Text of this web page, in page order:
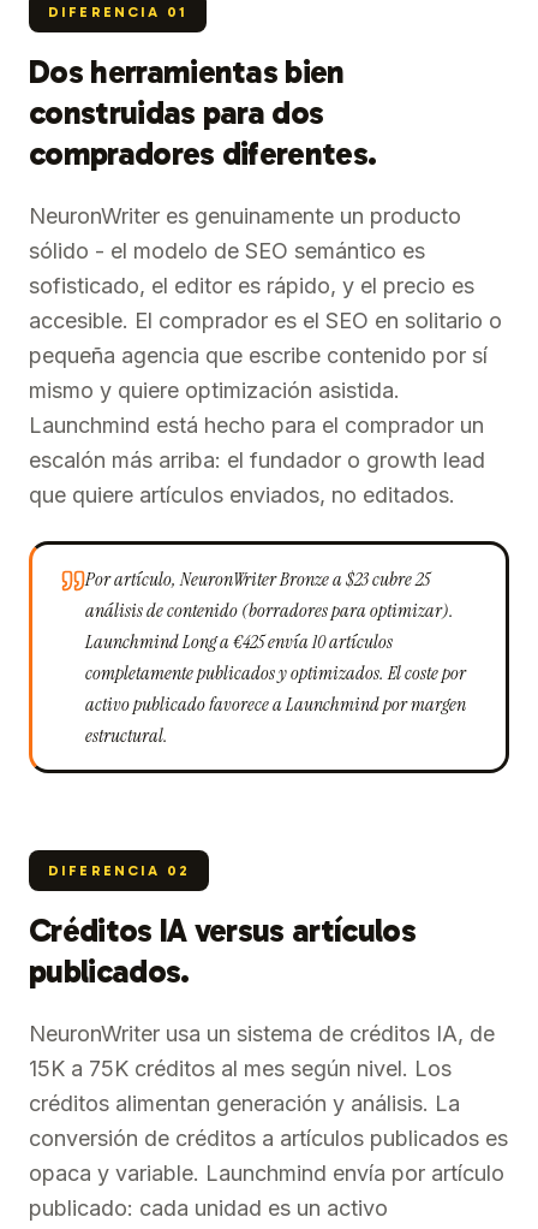
DIFERENCIA 01
Dos herramientas bien
construidas para dos
compradores diferentes.
NeuronWriter es genuinamente un producto
sólido - el modelo de SEO semántico es
sofisticado, el editor es rápido, y el precio es
accesible. El comprador es el SEO en solitario o
pequeña agencia que escribe contenido por sí
mismo y quiere optimización asistida.
Launchmind está hecho para el comprador un
escalón más arriba: el fundador o growth lead
que quiere artículos enviados, no editados.
Por artículo, NeuronWriter Bronze a $23 cubre 25
análisis de contenido (borradores para optimizar).
Launchmind Long a €425 envía 10 artículos
completamente publicados y optimizados. El coste por
activo publicado favorece a Launchmind por margen
estructural.
DIFERENCIA 02
Créditos IA versus artículos
publicados.
NeuronWriter usa un sistema de créditos IA, de
15K a 75K créditos al mes según nivel. Los
créditos alimentan generación y análisis. La
conversión de créditos a artículos publicados es
opaca y variable. Launchmind envía por artículo
publicado: cada unidad es un activo